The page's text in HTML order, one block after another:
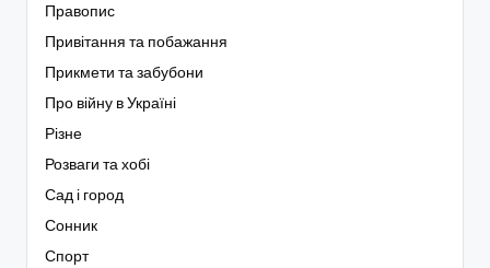
Правопис
Привітання та побажання
Прикмети та забубони
Про війну в Україні
Різне
Розваги та хобі
Сад і город
Сонник
Спорт